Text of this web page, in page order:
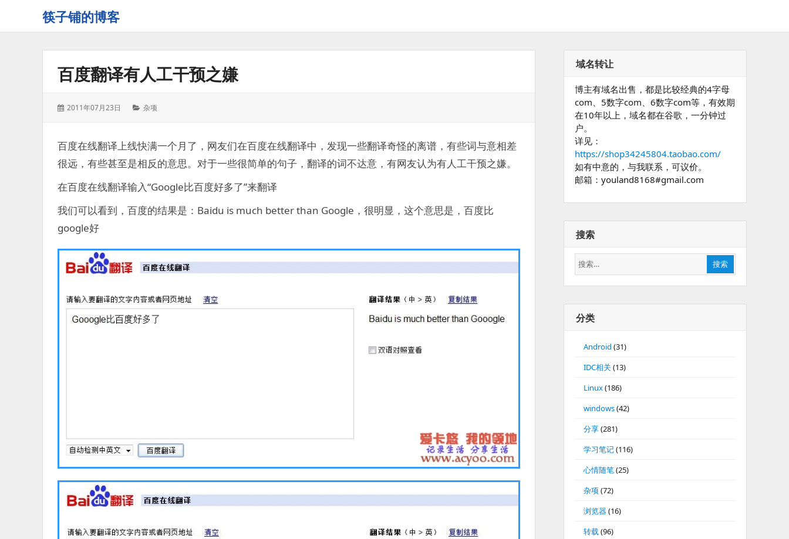
筷子铺的博客
录
百度翻译有人工干预之嫌
发
2011年07月23日
分
杂项
百度在线翻译上线快满一个月了，网友们在百度在线翻译中，发现一些翻译奇怪的离谱，有些词与意相差
很远，有些甚至是相反的意思。对于一些很简单的句子，翻译的词不达意，有网友认为有人工干预之嫌。
在百度在线翻译输入“Google比百度好多了”来翻译
我们可以看到，百度的结果是：Baidu is much better than Google，很明显，这个意思是，百度比
google好
域名转让
博主有域名出售，都是比较经典的4字母
com、5数字com、6数字com等，有效期
在10年以上，域名都在谷歌，一分钟过
户。
详见：
https://shop34245804.taobao.com/
如有中意的，与我联系，可议价。
邮箱：youland8168#gmail.com
搜索
搜
索：
搜索
分类
Android (31)
IDC相关(13)
Linux(186)
windows(42)
分享(281)
学习笔记(116)
心情随笔(25)
杂项 (72)
浏览器(16)
转载(96)